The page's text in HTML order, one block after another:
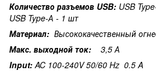
Количество разъемов USB: USB
USB Type-А - 1 шт
Материал: Высококачественный
Макс. выходной ток:
3,5 А
Input:AC 100-240V 50/60 Hz 0.5 A